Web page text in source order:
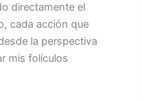
directamente el
cada acción que
la perspectiva
mis folículos